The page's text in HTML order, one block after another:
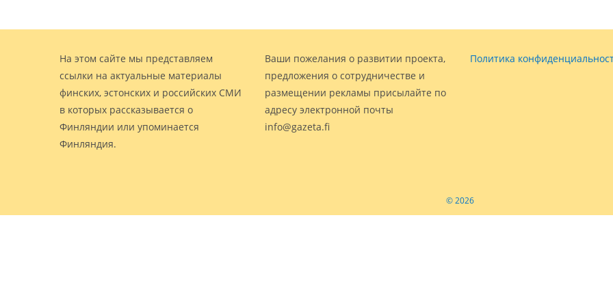
На этом сайте мы представляем
ссылки на актуальные материалы
финских, эстонских и российских СМИ
в которых рассказывается о
Финляндии или упоминается
Финляндия.
Ваши пожелания о развитии проекта,
предложения о сотрудничестве и
размещении рекламы присылайте по
адресу электронной почты
info@gazeta.fi
Политика
© 2026